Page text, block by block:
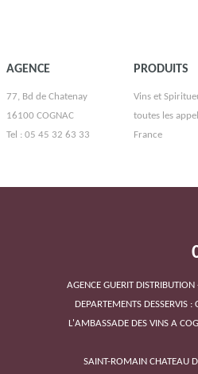
AGENCE
77, Bd de Chatenay
16100 COGNAC
Tel : 05 45 32 63 33
PRODUITS
Vins et
toutes les
France
AGENCE GUERIT
DEPARTEMENTS DESSERVIS
L'AMBASSADE DES VINS A
SAINT-ROMAIN CHATEAU